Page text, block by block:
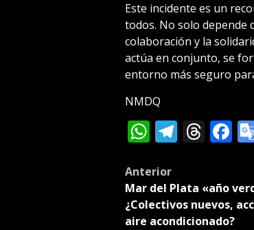
Este incidente es un
todos. No solo depende
colaboración y la
actúa en conjunto, se
entorno más seguro
NMDQ
Post
navigation
Anterior
Mar del Plata «año
¿Colectivos nuevos,
aire acondicionado?